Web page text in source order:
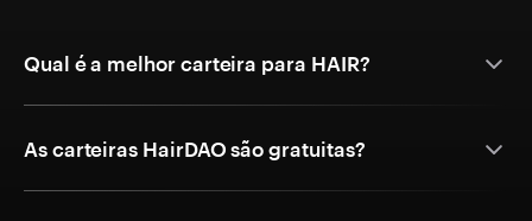
Qual é a melhor carteira para HAIR?
As carteiras HairDAO são gratuitas?